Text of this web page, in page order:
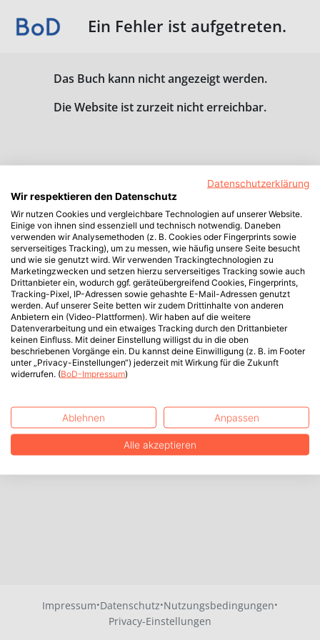
Ein Fehler ist aufgetreten.
Das Buch kann nicht angezeigt werden.
Die Website ist zurzeit nicht erreichbar.
Impressum·Datenschutz·Nutzungsbedingungen·
Privacy-Einstellungen
Datenschutzerklärung
Wir respektieren den Datenschutz
Wir nutzen Cookies und vergleichbare Technologien auf unserer Website.
Einige von ihnen sind essenziell und technisch notwendig. Daneben
verwenden wir Analysemethoden (z. B. Cookies oder Fingerprints sowie
serverseitiges Tracking), um zu messen, wie häufig unsere Seite besucht
und wie sie genutzt wird. Wir verwenden Trackingtechnologien zu
Marketingzwecken und setzen hierzu serverseitiges Tracking sowie auch
Drittanbieter ein, wodurch ggf. geräteübergreifend Cookies, Fingerprints,
Tracking-Pixel, IP-Adressen sowie gehashte E-Mail-Adressen genutzt
werden. Auf unserer Seite betten wir zudem Drittinhalte von anderen
Anbietern ein (Video-Plattformen). Wir haben auf die weitere
Datenverarbeitung und ein etwaiges Tracking durch den Drittanbieter
keinen Einfluss. Mit deiner Einstellung willigst du in die oben
beschriebenen Vorgänge ein. Du kannst deine Einwilligung (z. B. im Footer
unter „Privacy-Einstellungen“) jederzeit mit Wirkung für die Zukunft
widerrufen. (BoD-Impressum)
Ablehnen Anpassen
Alle akzeptieren